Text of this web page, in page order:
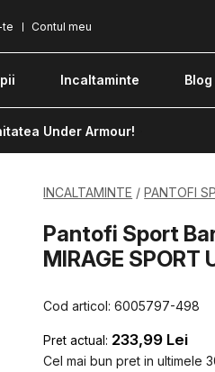
Contul meu
te
Incaltaminte Blog
Under Armour!
INCALTAMINTE PANTOFI
Pantofi Sport
MIRAGE
Cod articol:6005797-498
Pret actual: 233,99 Lei
Cel mai bun pret in ultimele